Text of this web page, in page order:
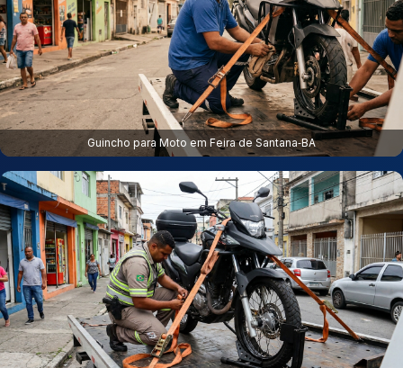
Guincho para Moto em Feira de Santana‑BA